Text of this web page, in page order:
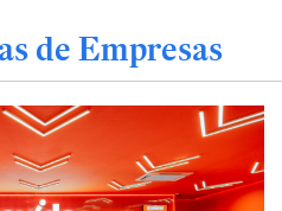
de Empresas